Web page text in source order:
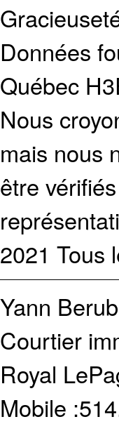
Données
Québec
Nous
mais nous
être
2021 Tous
Yann
Courtier
Royal
Mobile :